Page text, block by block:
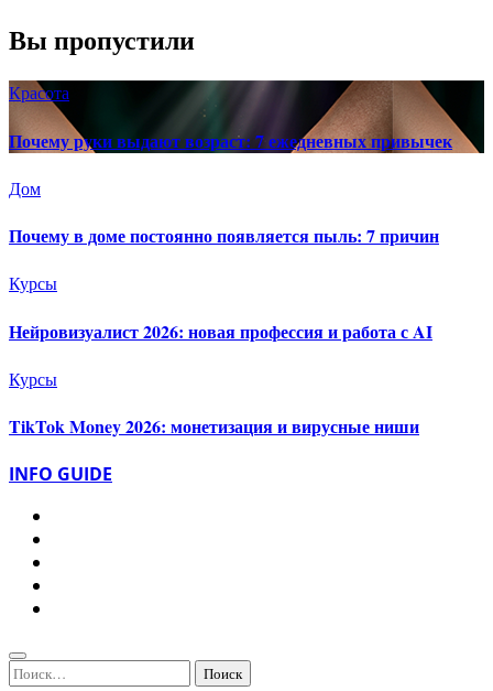
Вы пропустили
Красота
Почему руки выдают возраст: 7 ежедневных привычек
Дом
Почему в доме постоянно появляется пыль: 7 причин
Курсы
Нейровизуалист 2026: новая профессия и работа с AI
Курсы
TikTok Money 2026: монетизация и вирусные ниши
INFO GUIDE
Найти: